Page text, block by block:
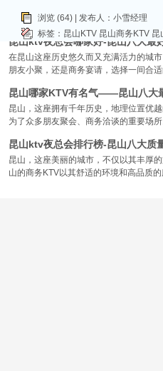
KTV排名，带你领略一下这其中的魅力！
昆山ktv夜总会哪家好-昆山八大最
在昆山这座历史悠久而又充满活力的城
朋友小聚，还是商务宴请，选择一间合
昆山哪家KTV有名气——昆山八大
昆山，这座拥有千年历史，地理位置优
为了众多朋友聚会、商务洽谈的重要场
昆山ktv夜总会排行榜-昆山八大质
昆山，这座美丽的城市，不仅以其丰厚
山的商务KTV以其舒适的环境和高品质
浏览 (64) | 发布人：小雪经理
标签： 昆山KTV 昆山商务KTV 昆